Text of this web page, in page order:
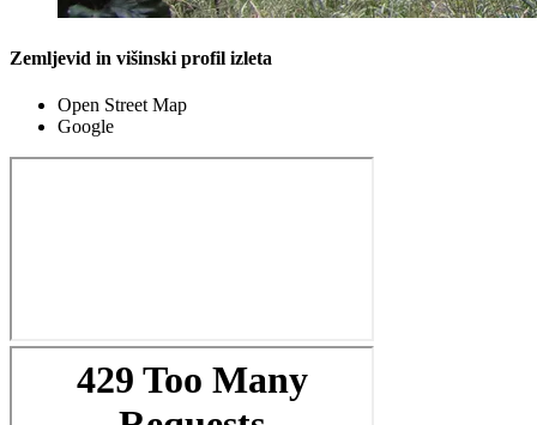
Zemljevid in višinski profil izleta
Open Street Map
Google